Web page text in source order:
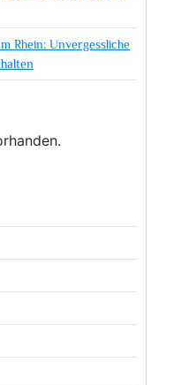
Rhein: Unvergessliche